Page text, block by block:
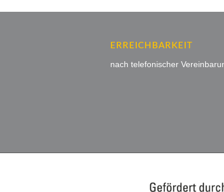
ERREICHBARKEIT
nach telefonischer